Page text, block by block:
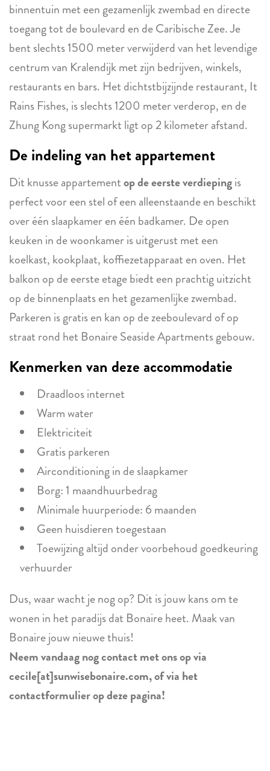
binnentuin met een gezamenlijk zwembad en directe
toegang tot de boulevard en de Caribische Zee. Je
bent slechts 1500 meter verwijderd van het levendige
centrum van Kralendijk met zijn bedrijven, winkels,
restaurants en bars. Het dichtstbijzijnde restaurant, It
Rains Fishes, is slechts 1200 meter verderop, en de
Zhung Kong supermarkt ligt op 2 kilometer afstand.
De indeling van het appartement
Dit knusse appartementop de eerste verdiepingis
perfect voor een stel of een alleenstaande en beschikt
over één slaapkamer en één badkamer. De open
keuken in de woonkamer is uitgerust met een
koelkast, kookplaat, koffiezetapparaat en oven. Het
balkon op de eerste etage biedt een prachtig uitzicht
op de binnenplaats en het gezamenlijke zwembad.
Parkeren is gratis en kan op de zeeboulevard of op
straat rond het Bonaire Seaside Apartments gebouw.
Kenmerken van deze accommodatie
Draadloos internet
Warm water
Elektriciteit
Gratis parkeren
Airconditioning in de slaapkamer
Borg: 1 maandhuurbedrag
Minimale huurperiode: 6 maanden
Geen huisdieren toegestaan
Toewijzing altijd onder voorbehoud goedkeuring
verhuurder
Dus, waar wacht je nog op? Dit is jouw kans om te
wonen in het paradijs dat Bonaire heet. Maak van
Bonaire jouw nieuwe thuis!
Neem vandaag nog contact met ons op via
cecile[at]sunwisebonaire.com, of via het
contactformulier op deze pagina!